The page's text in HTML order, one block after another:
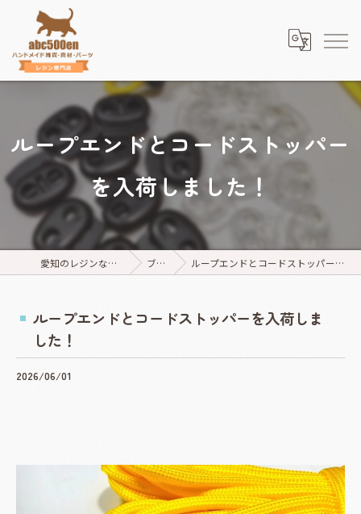
ループエンドとコードストッパー
を入荷しました！
愛知のレジンならabc500en ブログ ループエンドとコードストッパーを入荷しました！
ループエンドとコードストッパーを入荷しま
した！
2026/06/01